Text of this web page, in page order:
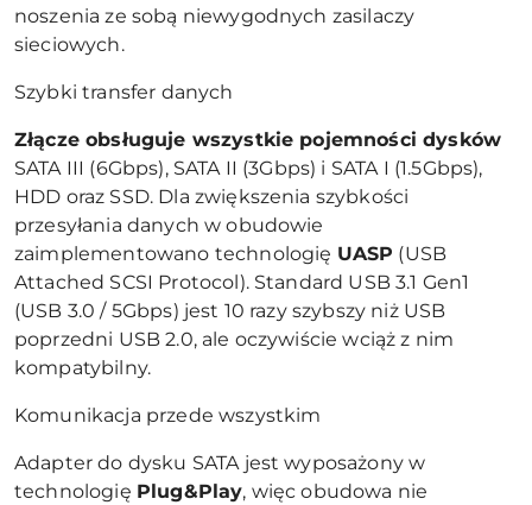
noszenia ze sobą niewygodnych zasilaczy
sieciowych.
Szybki transfer danych
Złącze obsługuje wszystkie pojemności dysków
SATA III (6Gbps), SATA II (3Gbps) i SATA I (1.5Gbps),
HDD oraz SSD. Dla zwiększenia szybkości
przesyłania danych w obudowie
zaimplementowano technologię UASP (USB
Attached SCSI Protocol). Standard USB 3.1 Gen1
(USB 3.0 / 5Gbps) jest 10 razy szybszy niż USB
poprzedni USB 2.0, ale oczywiście wciąż z nim
kompatybilny.
Komunikacja przede wszystkim
Adapter do dysku SATA jest wyposażony w
technologię Plug&Play, więc obudowa nie